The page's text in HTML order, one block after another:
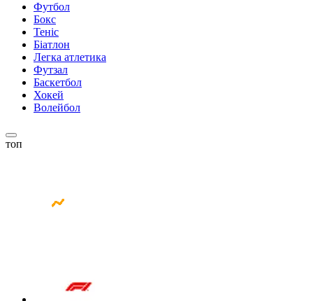
Футбол
Бокс
Теніс
Біатлон
Легка атлетика
Футзал
Баскетбол
Хокей
Волейбол
топ